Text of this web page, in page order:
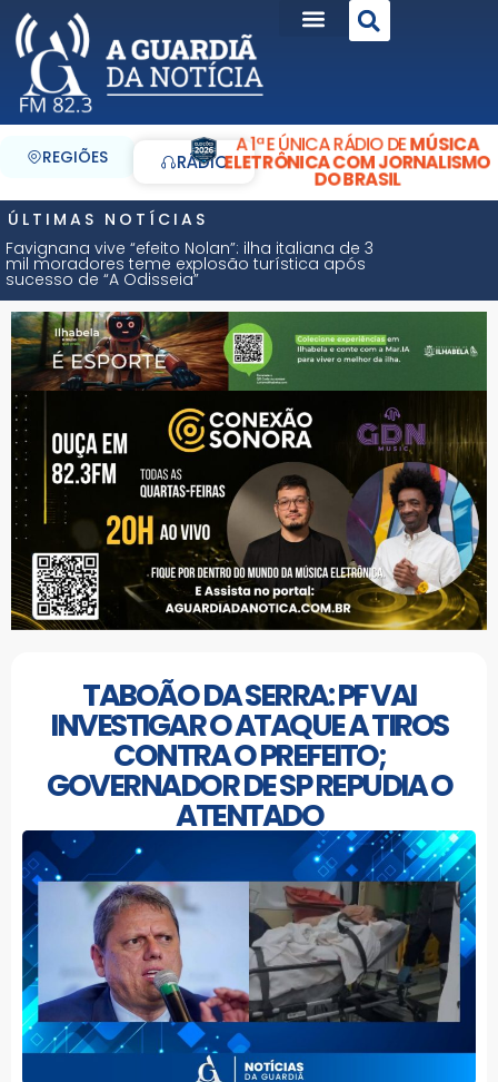
REGIÕES RÁDIO
A 1ª E ÚNICA RÁDIO DEMÚSICA
ELETRÔNICA COM JORNALISMO
DO BRASIL
ÚLTIMAS NOTÍCIAS
Favignana vive “efeito Nolan”: ilha italiana de 3
mil moradores teme explosão turística após
sucesso de “A Odisseia”
TABOÃO DA SERRA: PF VAI
INVESTIGAR O ATAQUE A TIROS
CONTRA O PREFEITO;
GOVERNADOR DE SP REPUDIA O
ATENTADO